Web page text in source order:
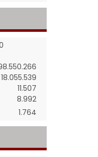
18.055.539
11.507
8.992
1.764